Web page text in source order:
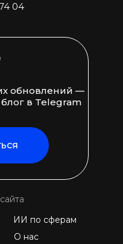
04
обновлений —
в Telegram
ИИ по сферам
О нас